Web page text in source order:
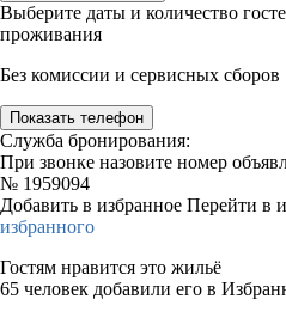
Выберите даты и количество
проживания
Без комиссии и сервисных сборов
Показать телефон
Служба бронирования:
При звонке назовите номер
№ 1959094
Добавить в избранное Перейти в
избранного
Гостям нравится это жильё
65 человек добавили его в